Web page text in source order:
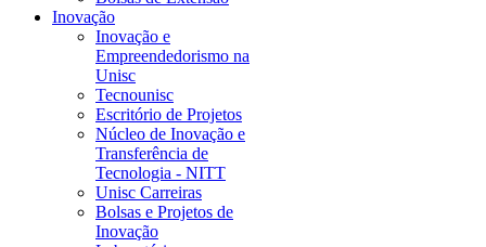
Inovação
Inovação e
Empreendedorismo na
Unisc
Tecnounisc
Escritório de Projetos
Núcleo de Inovação e
Transferência de
Tecnologia - NITT
Unisc Carreiras
Bolsas e Projetos de
Inovação